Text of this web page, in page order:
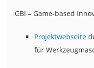
GBI – Game-based
Projektwebseite
für